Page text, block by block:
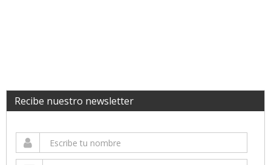
Recibe nuestro newsletter